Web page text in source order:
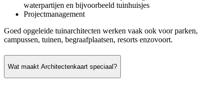
waterpartijen en bijvoorbeeld tuinhuisjes
Projectmanagement
Goed opgeleide tuinarchitecten werken vaak ook voor parken,
campussen, tuinen, begraafplaatsen, resorts enzovoort.
Wat maakt Architectenkaart speciaal?